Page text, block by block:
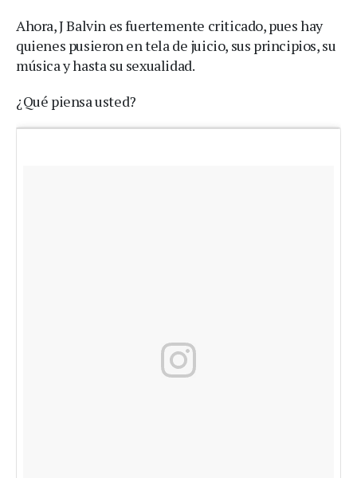
Ahora, J Balvin es fuertemente criticado, pues hay
quienes pusieron en tela de juicio, sus principios, su
música y hasta su sexualidad.
¿Qué piensa usted?